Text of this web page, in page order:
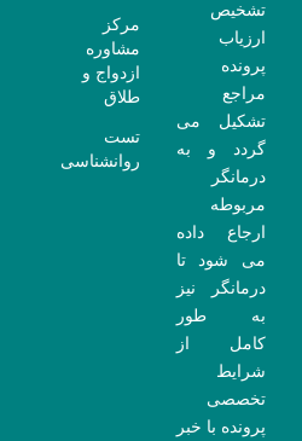
تشخیص
ارزیاب
پرونده
مراجع
تشکیل می
گردد و به
درمانگر
مربوطه
ارجاع داده
می شود تا
درمانگر نیز
به طور
کامل از
شرایط
تخصصی
پرونده با خبر
مرکز
مشاوره
ازدواج و
طلاق
تست
روانشناسی